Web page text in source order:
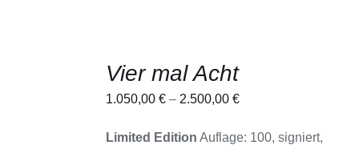
AUSFÜHRUNG
PRODUKT
MEHRERE
Vier mal Acht
1.050,00€ – 2.500,00€
Limited Edition Auflage: 100, signiert,